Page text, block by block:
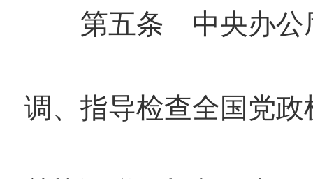
第五条 中央办公厅
调、指导检查全国党